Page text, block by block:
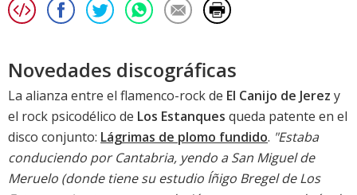
Novedades discográficas
La alianza entre el flamenco-rock de El Canijo de Jerez y
el rock psicodélico de Los Estanques queda patente en el
disco conjunto: Lágrimas de plomo fundido. "Estaba
conduciendo por Cantabria, yendo a San Miguel de
Meruelo (donde tiene su estudio Íñigo Bregel de Los